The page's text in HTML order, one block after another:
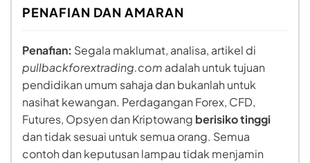
PENAFIAN DAN AMARAN
Penafian: Segala maklumat, analisa, artikel di
pullbackforextrading.com adalah untuk tujuan
pendidikan umum sahaja dan bukanlah untuk
nasihat kewangan. Perdagangan Forex, CFD,
Futures, Opsyen dan Kriptowang berisiko tinggi
dan tidak sesuai untuk semua orang. Semua
contoh dan keputusan lampau tidak menjamin